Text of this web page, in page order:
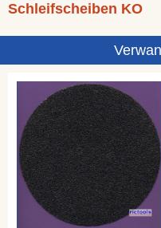
Schleifscheiben KO